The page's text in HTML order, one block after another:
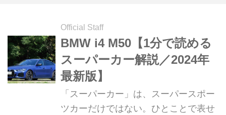
Official Staff
BMW i4 M50【1分で読める
スーパーカー解説／2024年
最新版】
「スーパーカー」は、スーパースポー
ツカーだけではない。ひとことで表せ